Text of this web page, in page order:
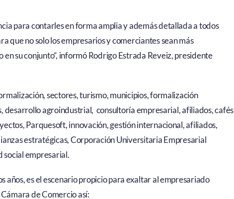
para contarles en forma amplia y además detallada a todos
que no solo los empresarios y comerciantes sean más
su conjunto”, informó Rodrigo Estrada Reveiz, presidente
sectores, turismo, municipios, formalización
agroindustrial, consultoría empresarial, afiliados, cafés
Parquesoft, innovación, gestión internacional, afiliados,
estratégicas, Corporación Universitaria Empresarial
empresarial.
años, es el escenario propicio para exaltar al empresariado
de Comercio así: